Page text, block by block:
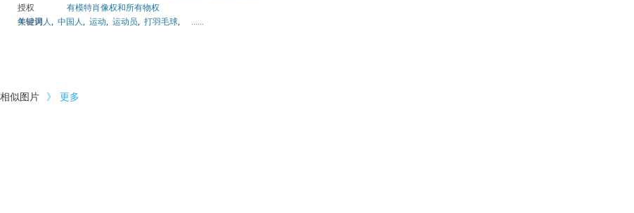
授权
有模特肖像权和所有物权
关键词
年轻男人, 中国人, 运动, 运动员, 打羽毛球, ......
相似图片 》 更多